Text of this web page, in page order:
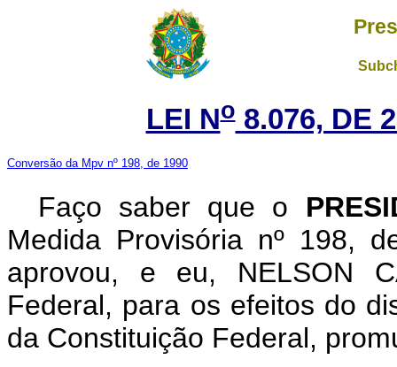
LEI No8.076, DE
Conversão da Mpv nº 198, de 1990
Faço saber que o
Medida Provisória nº 198,
aprovou, e eu, NELSON
Federal, para os efeitos do
da Constituição Federal,